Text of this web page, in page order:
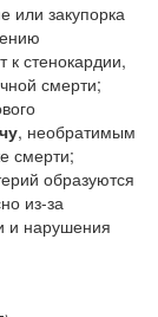
или закупорка
к стенокардии,
смерти;
, необратимым
смерти;
образуются
из-за
и нарушения